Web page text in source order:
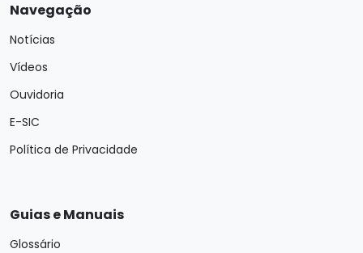
Navegação
Notícias
Vídeos
Ouvidoria
E-SIC
Política de Privacidade
Guias e Manuais
Glossário